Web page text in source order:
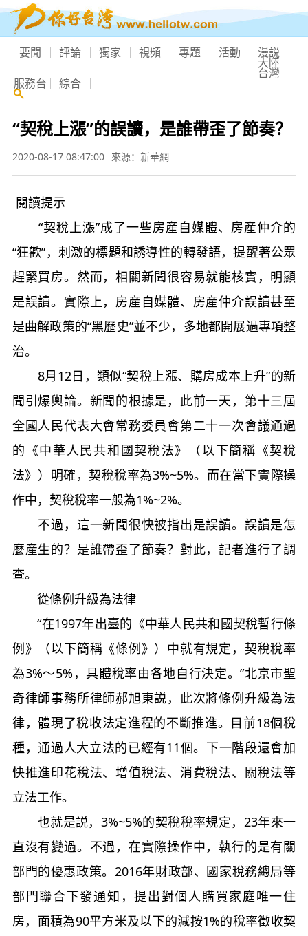
要聞 評論 獨家 視頻 專題 活動 漫説
大陸
台灣
服務台 綜合
“契稅上漲”的誤讀，是誰帶歪了節奏？
2020-08-17 08:47:00 來源：新華網
閱讀提示
“契稅上漲”成了一些房産自媒體、房産仲介的
“狂歡”，刺激的標題和誘導性的轉發語，提醒著公眾
趕緊買房。然而，相關新聞很容易就能核實，明顯
是誤讀。實際上，房産自媒體、房産仲介誤讀甚至
是曲解政策的“黑歷史”並不少，多地都開展過專項整
治。
8月12日，類似“契稅上漲、購房成本上升”的新
聞引爆輿論。新聞的根據是，此前一天，第十三屆
全國人民代表大會常務委員會第二十一次會議通過
的《中華人民共和國契稅法》（以下簡稱《契稅
法》）明確，契稅稅率為3%~5%。而在當下實際操
作中，契稅稅率一般為1%~2%。
不過，這一新聞很快被指出是誤讀。誤讀是怎
麼産生的？是誰帶歪了節奏？對此，記者進行了調
查。
從條例升級為法律
“在1997年出臺的《中華人民共和國契稅暫行條
例》（以下簡稱《條例》）中就有規定，契稅稅率
為3%～5%，具體稅率由各地自行決定。”北京市聖
奇律師事務所律師郝旭東説，此次將條例升級為法
律，體現了稅收法定進程的不斷推進。目前18個稅
種，通過人大立法的已經有11個。下一階段還會加
快推進印花稅法、增值稅法、消費稅法、關稅法等
立法工作。
也就是説，3%~5%的契稅稅率規定，23年來一
直沒有變過。不過，在實際操作中，執行的是有關
部門的優惠政策。2016年財政部、國家稅務總局等
部門聯合下發通知，提出對個人購買家庭唯一住
房，面積為90平方米及以下的減按1%的稅率徵收契